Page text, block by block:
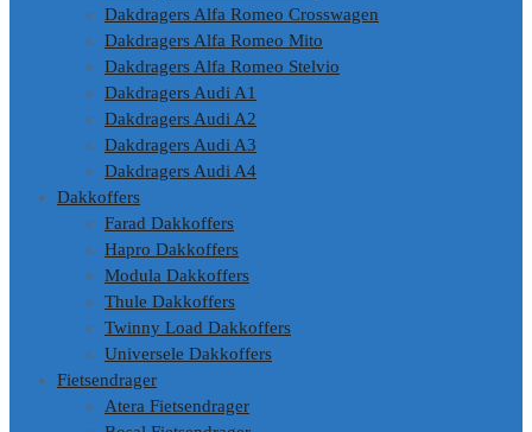
Dakdragers Alfa Romeo Crosswagen
Dakdragers Alfa Romeo Mito
Dakdragers Alfa Romeo Stelvio
Dakdragers Audi A1
Dakdragers Audi A2
Dakdragers Audi A3
Dakdragers Audi A4
Dakkoffers
Farad Dakkoffers
Hapro Dakkoffers
Modula Dakkoffers
Thule Dakkoffers
Twinny Load Dakkoffers
Universele Dakkoffers
Fietsendrager
Atera Fietsendrager